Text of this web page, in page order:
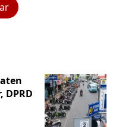
DPRD